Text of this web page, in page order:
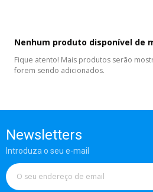
Nenhum produto disponível de
Fique atento! Mais produtos serão
forem sendo adicionados.
Newsletters
Introduza o seu e-mail